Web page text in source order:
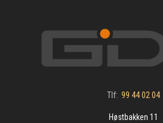
Tlf: 99 44 02 04
Høstbakken 11